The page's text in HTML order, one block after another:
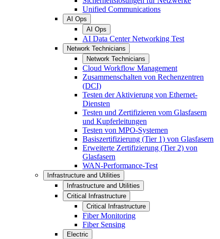
Unified Communications
AI Ops
AI Ops
AI Data Center Networking Test
Network Technicians
Network Technicians
Cloud Workflow Management
Zusammenschalten von Rechenzentren
(DCI)
Testen der Aktivierung von Ethernet-
Diensten
Testen und Zertifizieren vom Glasfasern
und Kupferleitungen
Testen von MPO-Systemen
Basiszertifizierung (Tier 1) von Glasfasern
Erweiterte Zertifizierung (Tier 2) von
Glasfasern
WAN-Performance-Test
Infrastructure and Utilities
Infrastructure and Utilities
Critical Infrastructure
Critical Infrastructure
Fiber Monitoring
Fiber Sensing
Electric